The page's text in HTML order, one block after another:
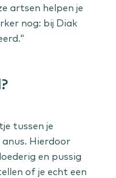
artsen helpen je
nog: bij Diak
tussen je
anus. Hierdoor
en pussig
of je echt een